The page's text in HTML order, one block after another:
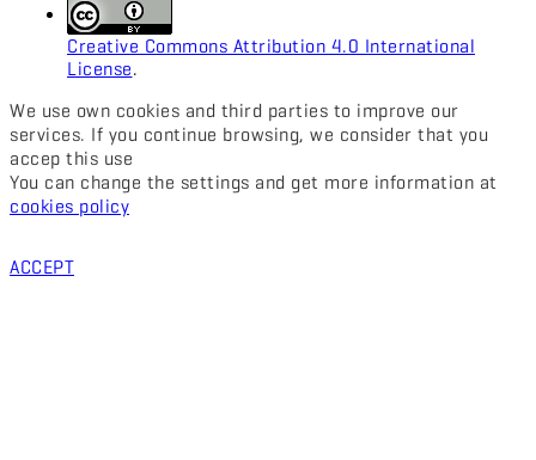
Creative Commons Attribution 4.0 International
License.
We use own cookies and third parties to improve our
services. If you continue browsing, we consider that you
accep this use
You can change the settings and get more information at
cookies policy
ACCEPT